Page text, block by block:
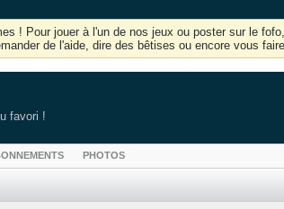
! Pour jouer à l'un de nos jeux ou poster sur le
de l'aide, dire des bêtises ou encore vous
favori !
PHOTOS